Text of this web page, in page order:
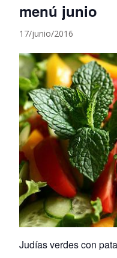
menú junio
17/junio/2016
Judías verdes con